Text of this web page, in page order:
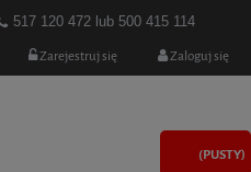
517 120 472 lub 500 415 114
Zarejestruj się Zaloguj się
(PUSTY)